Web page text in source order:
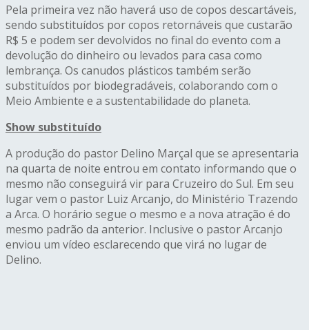
Pela primeira vez não haverá uso de copos descartáveis,
sendo substituídos por copos retornáveis que custarão
R$ 5 e podem ser devolvidos no final do evento com a
devolução do dinheiro ou levados para casa como
lembrança. Os canudos plásticos também serão
substituídos por biodegradáveis, colaborando com o
Meio Ambiente e a sustentabilidade do planeta.
Show substituído
A produção do pastor Delino Marçal que se apresentaria
na quarta de noite entrou em contato informando que o
mesmo não conseguirá vir para Cruzeiro do Sul. Em seu
lugar vem o pastor Luiz Arcanjo, do Ministério Trazendo
a Arca. O horário segue o mesmo e a nova atração é do
mesmo padrão da anterior. Inclusive o pastor Arcanjo
enviou um vídeo esclarecendo que virá no lugar de
Delino.